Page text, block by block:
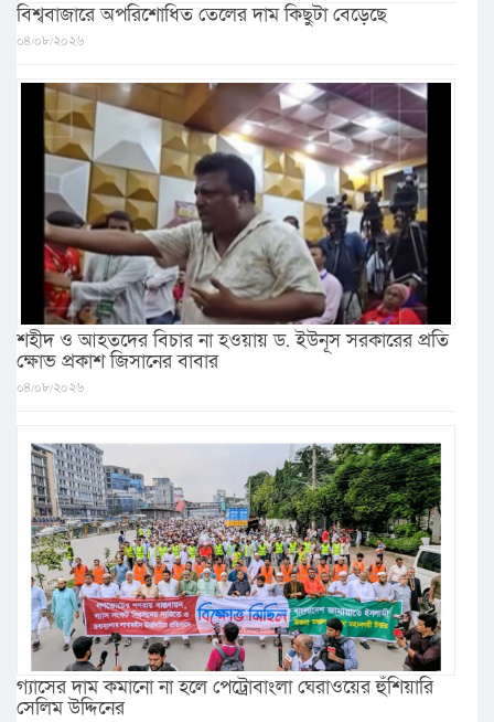
বিশ্ববাজারে অপরিশোধিত তেলের দাম কিছুটা বেড়েছে
০৪/০৮/২০২৬
শহীদ ও আহতদের বিচার না হওয়ায় ড. ইউনূস সরকারের প্রতি
ক্ষোভ প্রকাশ জিসানের বাবার
০৪/০৮/২০২৬
গ্যাসের দাম কমানো না হলে পেট্রোবাংলা ঘেরাওয়ের হুঁশিয়ারি
সেলিম উদ্দিনের